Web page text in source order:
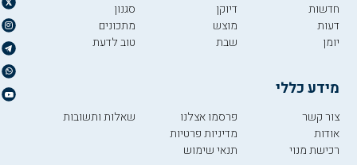
חדשות
דעות
יומן
דיוקן
מוצש
שבת
סגנון
מתכונים
טוב לדעת
מידע כללי
צור קשר
אודות
רכישת מנוי
פרסמו אצלנו
מדיניות פרטיות
תנאי שימוש
שאלות ותשובות